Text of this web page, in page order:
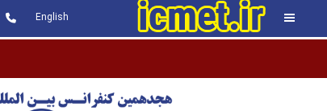
English